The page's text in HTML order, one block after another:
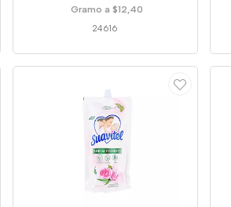
Gramo a $12,40
24616